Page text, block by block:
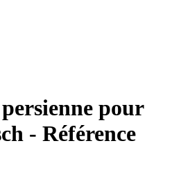
pour
- Référence